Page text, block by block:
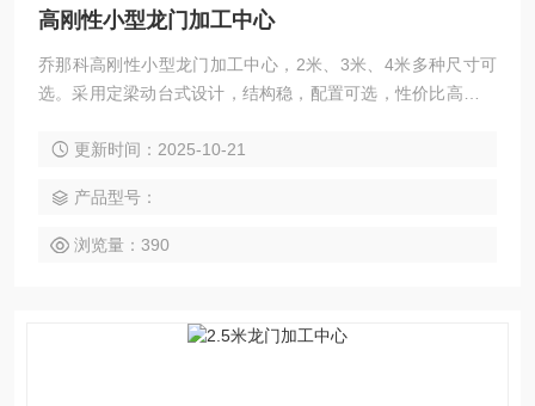
高刚性小型龙门加工中心
乔那科高刚性小型龙门加工中心，2米、3米、4米多种尺寸可
选。采用定梁动台式设计，结构稳，配置可选，性价比高，配
性，适合批量小件与精密零件加工。无论是模具、电力零部件
扩、铰、锪、攻丝及三轴联动曲面加工，并支持整机定制方
案，提供终身维护服务。
更新时间：2025-10-21
产品型号：
浏览量：390